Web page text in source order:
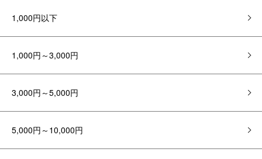
1,000円以下
1,000円～3,000円
3,000円～5,000円
5,000円～10,000円